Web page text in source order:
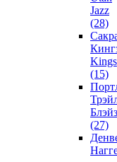
Jazz
(28)
Kings
(15)
(27)